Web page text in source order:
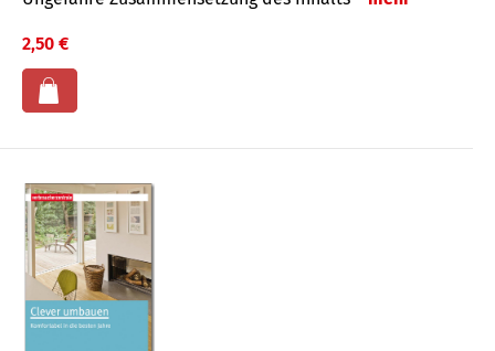
2,50 €